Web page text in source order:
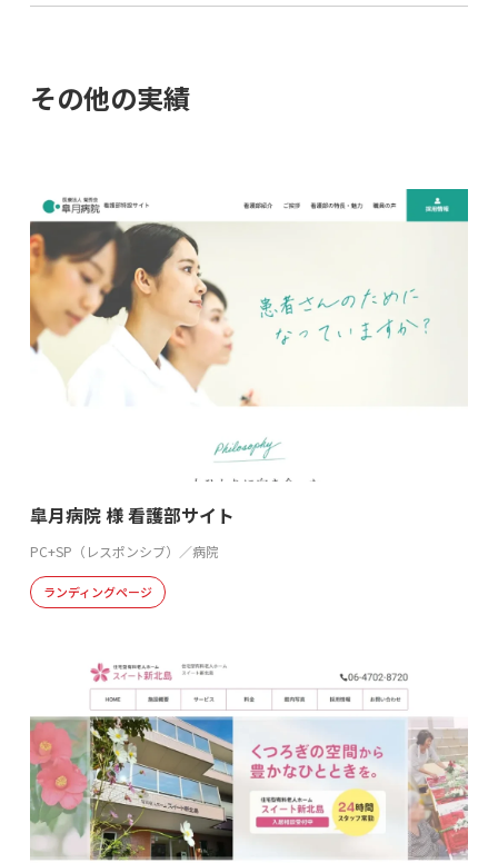
その他の実績
皐月病院 様 看護部サイト
PC+SP（レスポンシブ）／病院
ランディングページ